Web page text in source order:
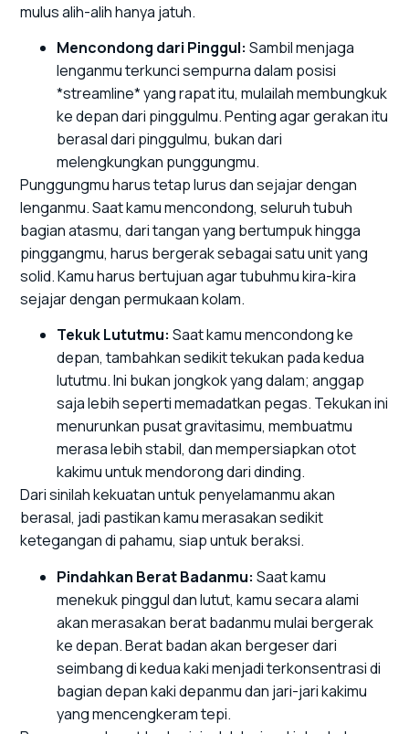
mulus alih-alih hanya jatuh.
Mencondong dari Pinggul: Sambil menjaga
lenganmu terkunci sempurna dalam posisi
*streamline* yang rapat itu, mulailah membungkuk
ke depan dari pinggulmu. Penting agar gerakan itu
berasal dari pinggulmu, bukan dari
melengkungkan punggungmu.
Punggungmu harus tetap lurus dan sejajar dengan
lenganmu. Saat kamu mencondong, seluruh tubuh
bagian atasmu, dari tangan yang bertumpuk hingga
pinggangmu, harus bergerak sebagai satu unit yang
solid. Kamu harus bertujuan agar tubuhmu kira-kira
sejajar dengan permukaan kolam.
Tekuk Lututmu: Saat kamu mencondong ke
depan, tambahkan sedikit tekukan pada kedua
lututmu. Ini bukan jongkok yang dalam; anggap
saja lebih seperti memadatkan pegas. Tekukan ini
menurunkan pusat gravitasimu, membuatmu
merasa lebih stabil, dan mempersiapkan otot
kakimu untuk mendorong dari dinding.
Dari sinilah kekuatan untuk penyelamanmu akan
berasal, jadi pastikan kamu merasakan sedikit
ketegangan di pahamu, siap untuk beraksi.
Pindahkan Berat Badanmu: Saat kamu
menekuk pinggul dan lutut, kamu secara alami
akan merasakan berat badanmu mulai bergerak
ke depan. Berat badan akan bergeser dari
seimbang di kedua kaki menjadi terkonsentrasi di
bagian depan kaki depanmu dan jari-jari kakimu
yang mencengkeram tepi.